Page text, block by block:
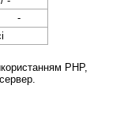
-
PHP,